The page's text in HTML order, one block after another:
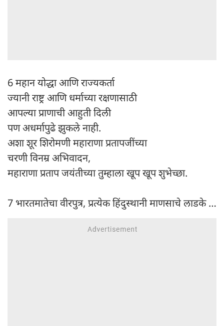
6 महान योद्धा आणि राज्यकर्ता
ज्यानी राष्ट्र आणि धर्माच्या रक्षणासाठी
आपल्या प्राणाची आहुती दिली
पण अधर्मापुढे झुकले नाही.
अशा शूर शिरोमणी महाराणा प्रतापजींच्या
चरणी विनम्र अभिवादन,
महाराणा प्रताप जयंतीच्या तुम्हाला खूप खूप शुभेच्छा.
7 भारतमातेचा वीरपुत्र, प्रत्येक हिंदुस्थानी माणसाचे लाडके …